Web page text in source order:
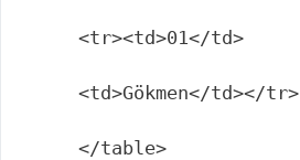
<tr><td>01</td>
<td>Gökmen</td></tr>
</table>